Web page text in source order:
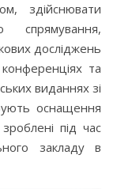
здійснювати
спрямування,
досліджень
та
виданнях зі
оснащення
під час
закладу в